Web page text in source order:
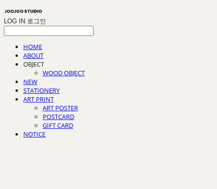
LOG IN 로그인
HOME
ABOUT
OBJECT
WOOD OBJECT
NEW
STATIONERY
ART PRINT
ART POSTER
POSTCARD
GIFT CARD
NOTICE